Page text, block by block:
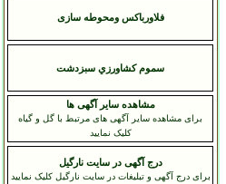
فلاورباکس ومحوطه سازی
سموم کشاورزي سبزدشت
مشاهده سایر آگهی ها
برای مشاهده سایر آگهی های مرتبط با گل و گیاه
کلیک نمایید
درج آگهی در سایت نارگیل
برای درج آگهی و تبلیغات در سایت نارگیل کلیک نمایید